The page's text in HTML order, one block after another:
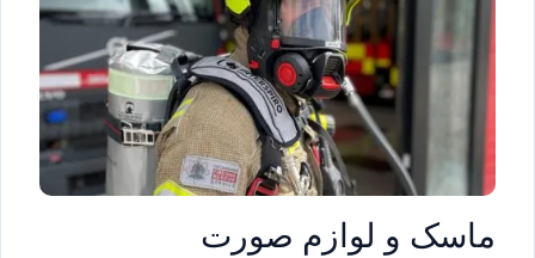
ماسک و لوازم صورت